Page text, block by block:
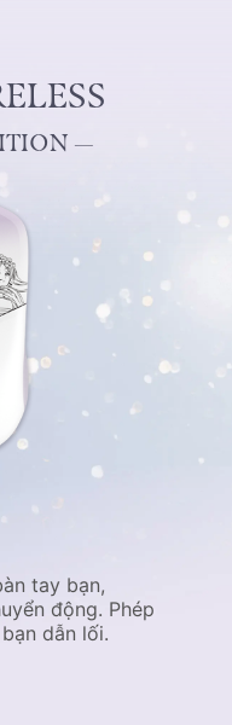
—
tay bạn,
động. Phép
dẫn lối.